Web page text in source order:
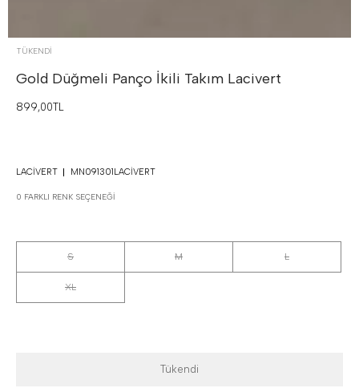
TÜKENDI
Gold Düğmeli Panço İkili Takım Lacivert
899,00TL
LACIVERT MN091301LACIVERT
0 FARKLI RENK SEÇENEĞI
S M L
XL
Tükendi